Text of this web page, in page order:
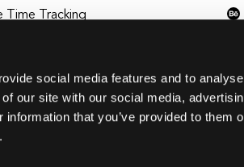
social media features and to analyse
our site with our social media,
that you’ve provided to them
Time Tracking